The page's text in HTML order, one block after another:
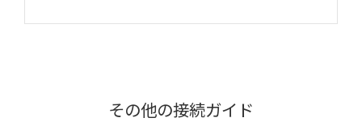
その他の接続ガイド